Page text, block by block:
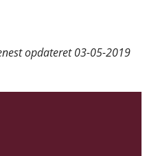
opdateret03-05-2019